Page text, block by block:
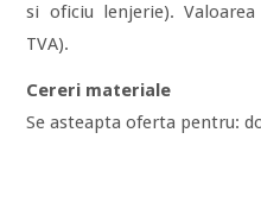
si oficiu lenjerie).
TVA).
Cereri materiale
Se asteapta oferta pentru: